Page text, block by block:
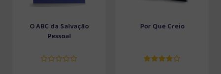
O ABC da Salvação
Pessoal
Por Que Creio